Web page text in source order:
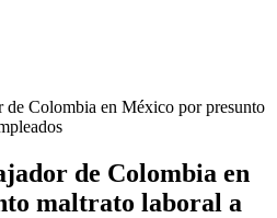
de Colombia en México por presunto
de Colombia en
maltrato laboral a